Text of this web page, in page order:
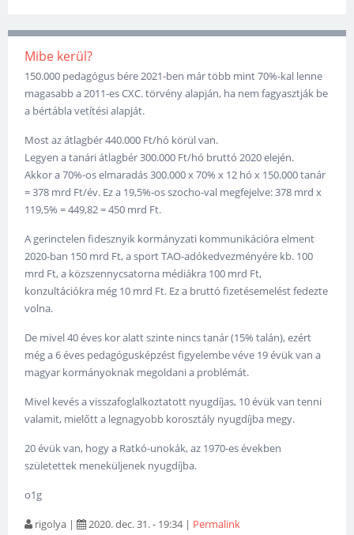
Mibe kerül?
150.000 pedagógus bére 2021-ben már több mint 70%-kal lenne
magasabb a 2011-es CXC. törvény alapján, ha nem fagyasztják be
a bértábla vetítési alapját.
Most az átlagbér 440.000 Ft/hó körül van.
Legyen a tanári átlagbér 300.000 Ft/hó bruttó 2020 elején.
Akkor a 70%-os elmaradás 300.000 x 70% x 12 hó x 150.000 tanár
= 378 mrd Ft/év. Ez a 19,5%-os szocho-val megfejelve: 378 mrd x
119,5% = 449,82 = 450 mrd Ft.
A gerinctelen fidesznyik kormányzati kommunikációra elment
2020-ban 150 mrd Ft, a sport TAO-adókedvezményére kb. 100
mrd Ft, a közszennycsatorna médiákra 100 mrd Ft,
konzultációkra még 10 mrd Ft. Ez a bruttó fizetésemelést fedezte
volna.
De mivel 40 éves kor alatt szinte nincs tanár (15% talán), ezért
még a 6 éves pedagógusképzést figyelembe véve 19 évük van a
magyar kormányoknak megoldani a problémát.
Mivel kevés a visszafoglalkoztatott nyugdíjas, 10 évük van tenni
valamit, mielőtt a legnagyobb korosztály nyugdíjba megy.
20 évük van, hogy a Ratkó-unokák, az 1970-es években
születettek meneküljenek nyugdíjba.
o1g
rigolya | 2020. dec. 31. - 19:34| Permalink